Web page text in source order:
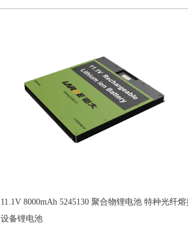
11.1V 8000mAh 5245130 聚合物锂电池 特种光纤熔
设备锂电池